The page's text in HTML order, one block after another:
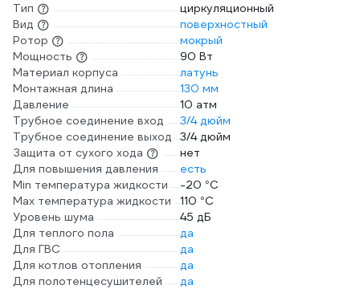
Тип
циркуляционный
Вид
поверхностный
Ротор
мокрый
Мощность
90 Вт
Материал корпуса
латунь
Монтажная длина
130 мм
Давление
10 атм
Трубное соединение вход
3/4 дюйм
Трубное соединение выход
3/4 дюйм
Защита от сухого хода
нет
Для повышения давления
есть
Min температура жидкости
-20 °С
Max температура жидкости
110 °С
Уровень шума
45 дБ
Для теплого пола
да
Для ГВС
да
Для котлов отопления
да
Для полотенцесушителей
да